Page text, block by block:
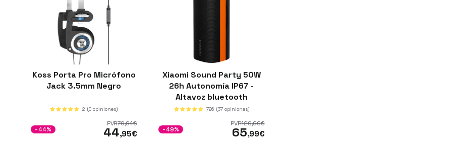
Koss Porta Pro Micrófono
Jack 3.5mm Negro
2 (0 opiniones)
PVR79,94€
44,95€
-44%
Xiaomi Sound Party 50W
26h Autonomía IP67 -
Altavoz bluetooth
726 (37 opiniones)
PVR129,99€
65,99€
-49%